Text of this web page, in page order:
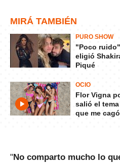
MIRÁ TAMBIÉN
PURO SHOW
"Poco
eligió
Piqué
OCIO
Flor Vigna
salió el
que me
"No comparto mucho lo